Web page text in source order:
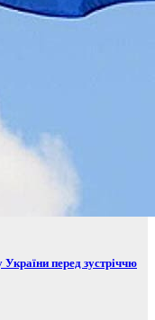
перед зустріччю